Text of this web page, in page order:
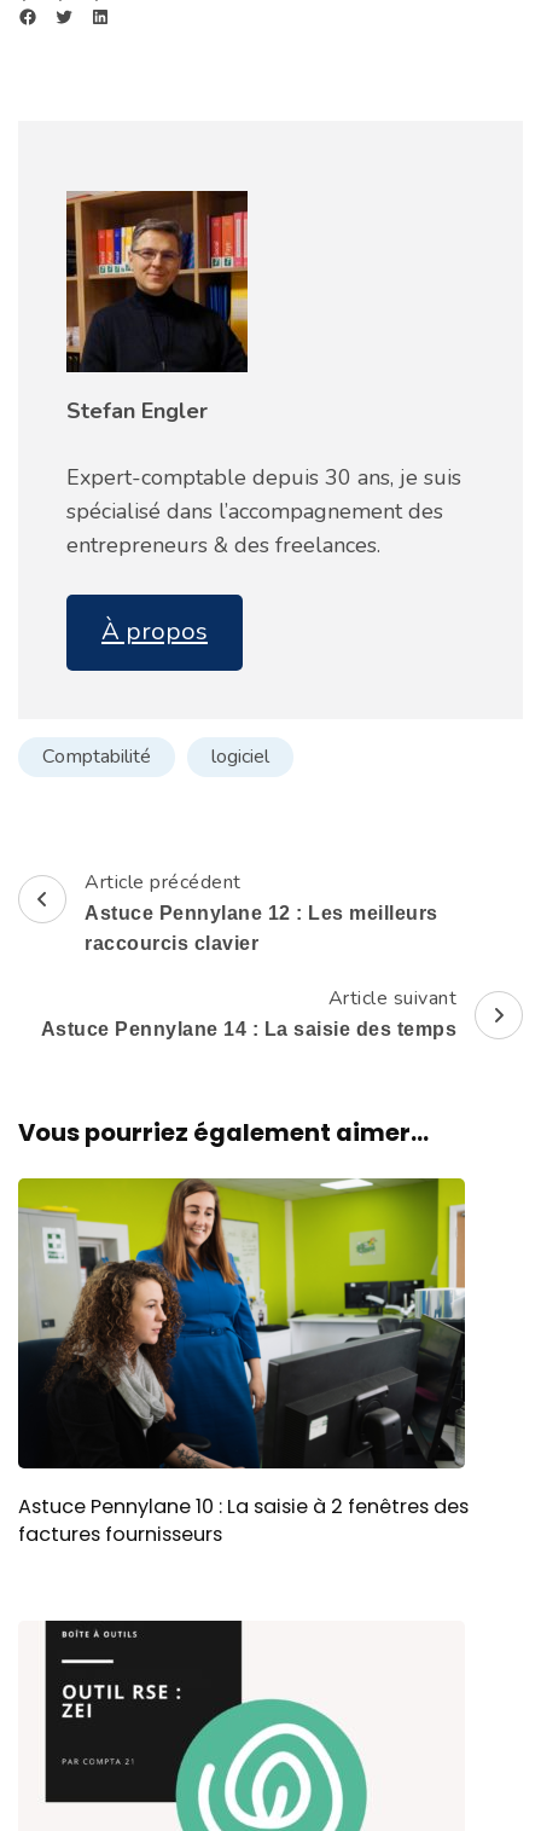
Share on Facebook
Share on TwitterShare on LinkedIn
Stefan Engler
Expert-comptable depuis 30 ans, je suis
spécialisé dans l’accompagnement des
entrepreneurs & des freelances.
À propos
Comptabilité logiciel
Navigation
d'article
Article précédent
Astuce Pennylane 12 : Les meilleurs
raccourcis clavier
Article suivant
Astuce Pennylane 14 : La saisie des temps
Vous pourriez également aimer...
Astuce Pennylane 10 : La saisie à 2 fenêtres des
factures fournisseurs